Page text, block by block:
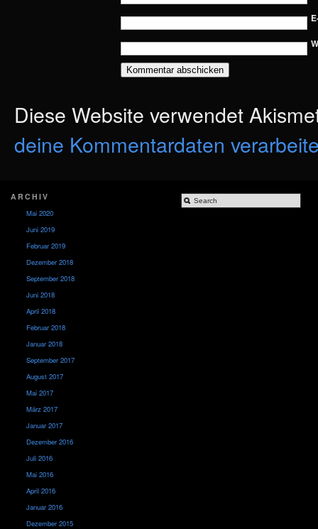
Diese Website verwendet
deine Kommentardaten
ARCHIV
Mai 2020
Juni 2019
Februar 2019
Dezember 2018
September 2018
Juni 2018
April 2018
Februar 2018
Januar 2018
September 2017
August 2017
Mai 2017
März 2017
Januar 2017
Dezember 2016
Juli 2016
Mai 2016
April 2016
Januar 2016
Dezember 2015